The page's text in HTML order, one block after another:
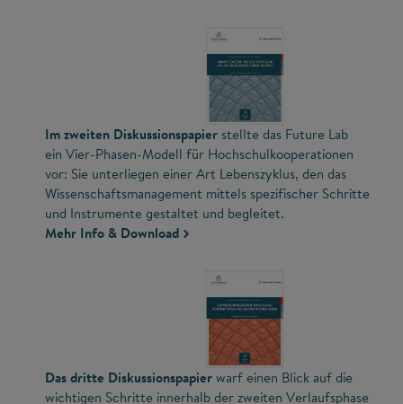
Im zweiten Diskussionspapier stellte das Future Lab
ein Vier-Phasen-Modell für Hochschulkooperationen
vor: Sie unterliegen einer Art Lebenszyklus, den das
Wissenschaftsmanagement mittels spezifischer Schritte
und Instrumente gestaltet und begleitet.
Mehr Info & Download
Das dritte Diskussionspapierwarf einen Blick auf die
wichtigen Schritte innerhalb der zweiten Verlaufsphase